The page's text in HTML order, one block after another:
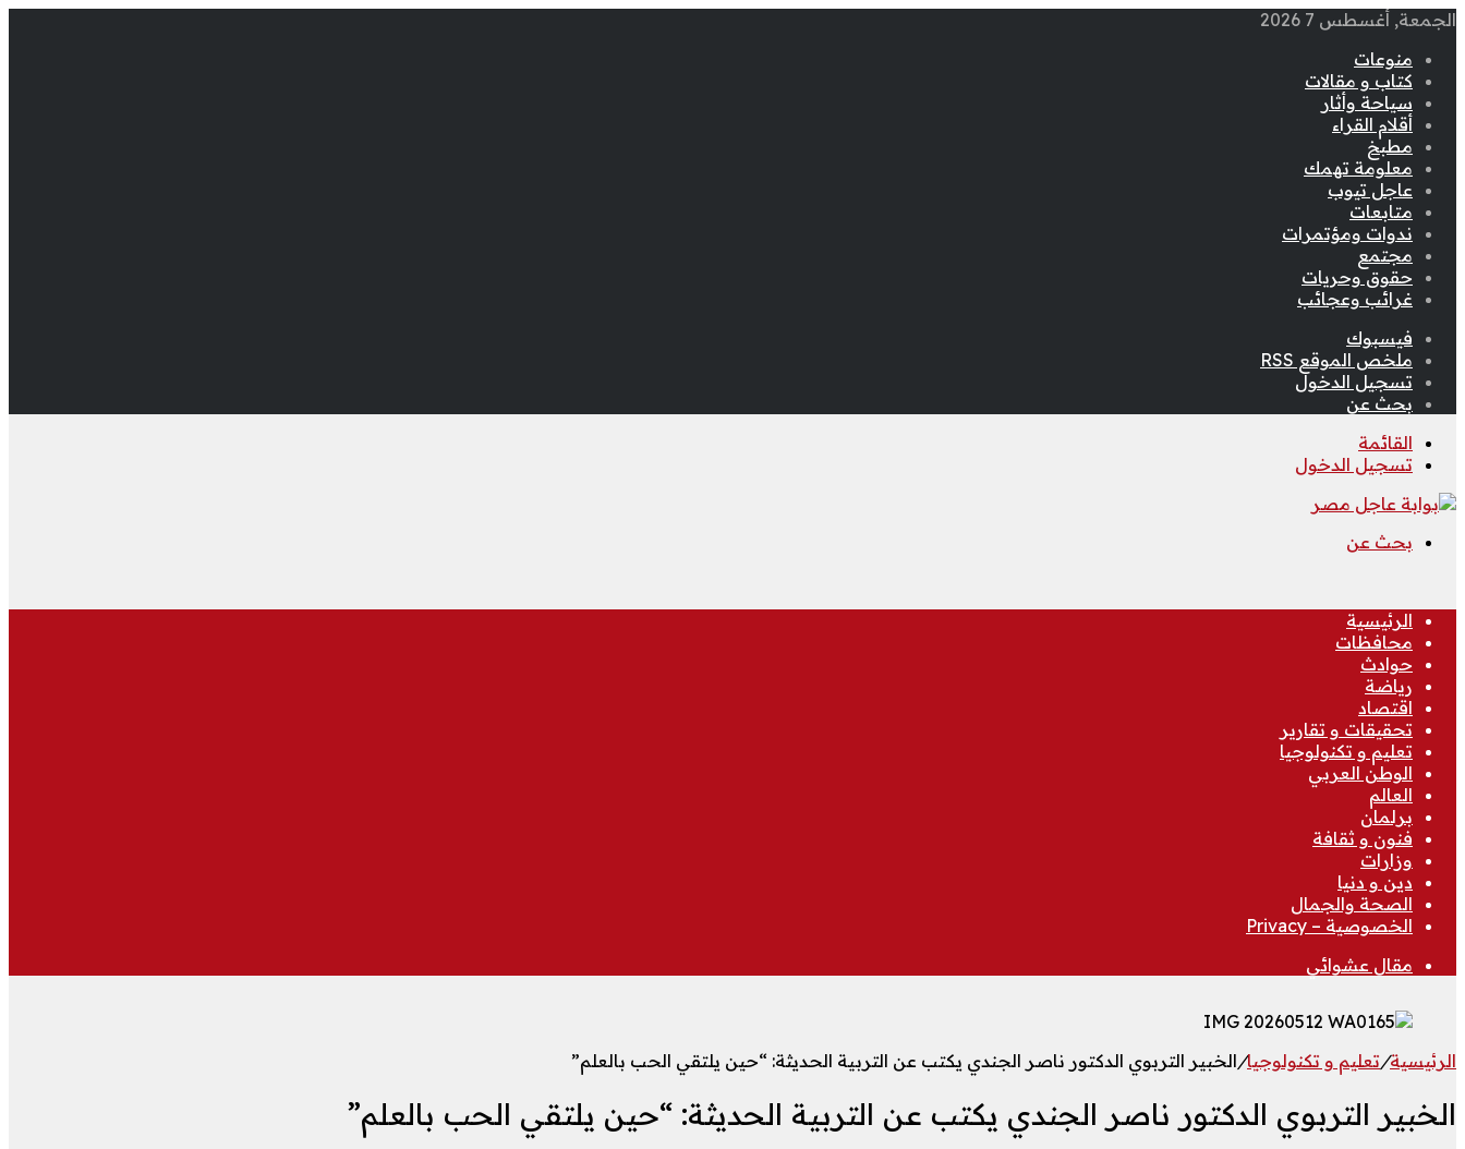
الجمعة, أغسطس 7 2026
منوعات
كتاب و مقالات
سياحة وأثار
أقلام القراء
مطبخ
معلومة تهمك
عاجل تيوب
متابعات
ندوات ومؤتمرات
مجتمع
حقوق وحريات
غرائب وعجائب
فيسبوك
ملخص الموقع RSS
تسجيل الدخول
بحث عن
القائمة
تسجيل الدخول
بحث عن
الرئيسية
محافظات
حوادث
رياضة
اقتصاد
تحقيقات و تقارير
تعليم و تكنولوجيا
الوطن العربي
العالم
برلمان
فنون و ثقافة
وزارات
دين و دنيا
الصحة والجمال
الخصوصية – Privacy
مقال عشوائي
الرئيسية/تعليم و تكنولوجيا/الخبير التربوي الدكتور ناصر الجندي يكتب عن التربية الحديثة: “حين يلتقي الحب بالعلم”
الخبير التربوي الدكتور ناصر الجندي يكتب عن التربية الحديثة: “حين يلتقي الحب بالعلم”